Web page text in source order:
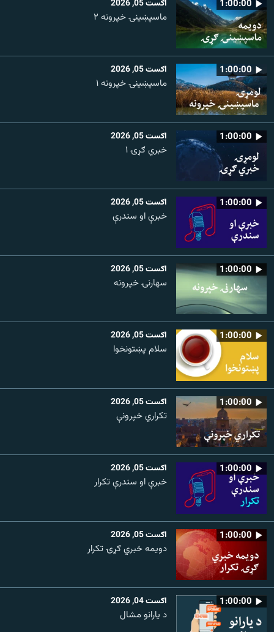
1:00:00 اګست 05, 2026
ماسپښينۍ خپرونه ۲
1:00:00 اګست 05, 2026
ماسپښينۍ خپرونه ۱
1:00:00 اګست 05, 2026
خبري ګړۍ ۱
1:00:00 اګست 05, 2026
خبرې او سندرې
1:00:00 اګست 05, 2026
سهارنۍ خپرونه
1:00:00 اګست 05, 2026
سلام پښتونخوا
1:00:00 اګست 05, 2026
تکراري خپرونې
1:00:00 اګست 05, 2026
خبرې او سندرې تکرار
1:00:00 اګست 05, 2026
دویمه خبري ګړۍ تکرار
1:00:00 اګست 04, 2026
د یارانو مشال